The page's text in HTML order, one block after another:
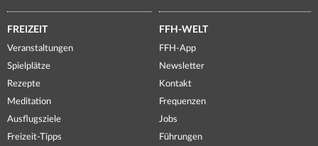
FREIZEIT
Veranstaltungen
Spielplätze
Rezepte
Meditation
Ausflugsziele
Freizeit-Tipps
FFH-WELT
FFH-App
Newsletter
Kontakt
Frequenzen
Jobs
Führungen